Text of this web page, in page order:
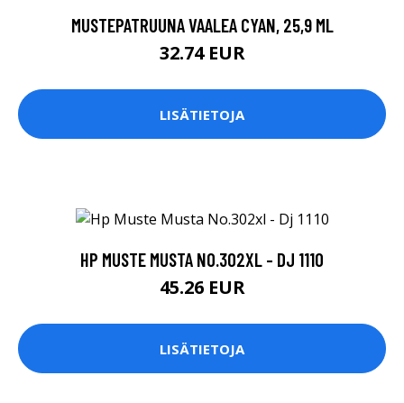
MUSTEPATRUUNA VAALEA CYAN, 25,9 ML
32.74 EUR
LISÄTIETOJA
HP MUSTE MUSTA NO.302XL - DJ 1110
45.26 EUR
LISÄTIETOJA